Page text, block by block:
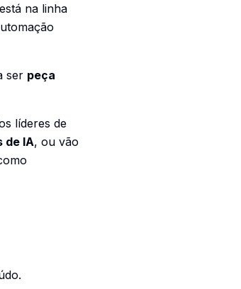
na linha
ser peça
líderes de
de IA, ou vão